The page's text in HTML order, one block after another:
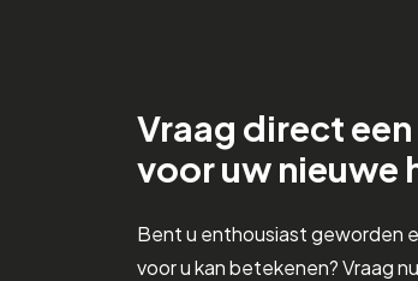
Vraag direct
voor uw nieuwe
Bent u enthousiast geworden
voor u kan betekenen? Vraag